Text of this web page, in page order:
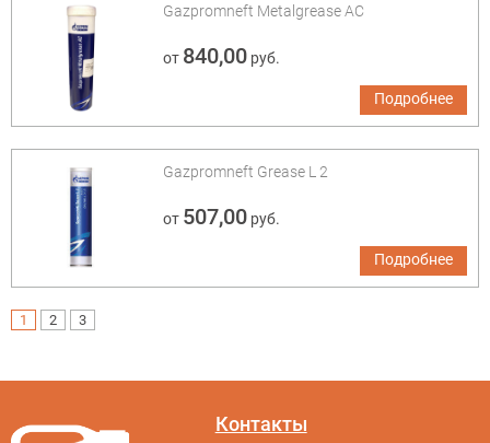
Gazpromneft Metalgrease AC
от 840,00руб.
Подробнее
Gazpromneft Grease L 2
от 507,00руб.
Подробнее
1 2 3
Контакты